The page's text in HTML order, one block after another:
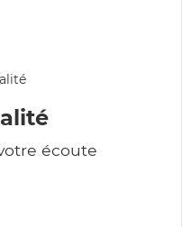
écoute